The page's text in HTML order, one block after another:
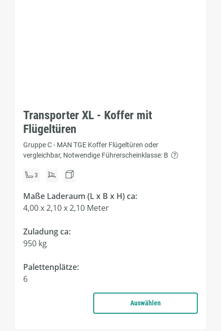
Transporter XL - Koffer mit
Flügeltüren
Gruppe C - MAN TGE Koffer Flügeltüren oder
vergleichbar, Notwendige Führerscheinklasse: B
3
Maße Laderaum (L x B x H) ca:
4,00 x 2,10 x 2,10 Meter
Zuladung ca:
950 kg
Palettenplätze:
6
Auswählen